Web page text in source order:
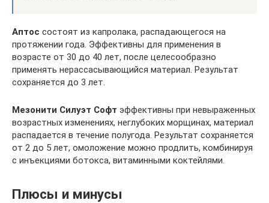
Аптос состоят из капролака, распадающегося на
протяжении года. Эффективны для применения в
возрасте от 30 до 40 лет, после целесообразно
применять нерассасывающийся материал. Результат
сохраняется до 3 лет.
Мезонити Силуэт Софт эффективны при невыраженных
возрастных изменениях, неглубоких морщинах, материал
распадается в течение полугода. Результат сохраняется
от 2 до 5 лет, омоложение можно продлить, комбинируя
с инъекциями ботокса, витаминными коктейлями.
Плюсы и минусы